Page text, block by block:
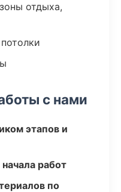
отдыха,
с нами
этапов и
работ
по